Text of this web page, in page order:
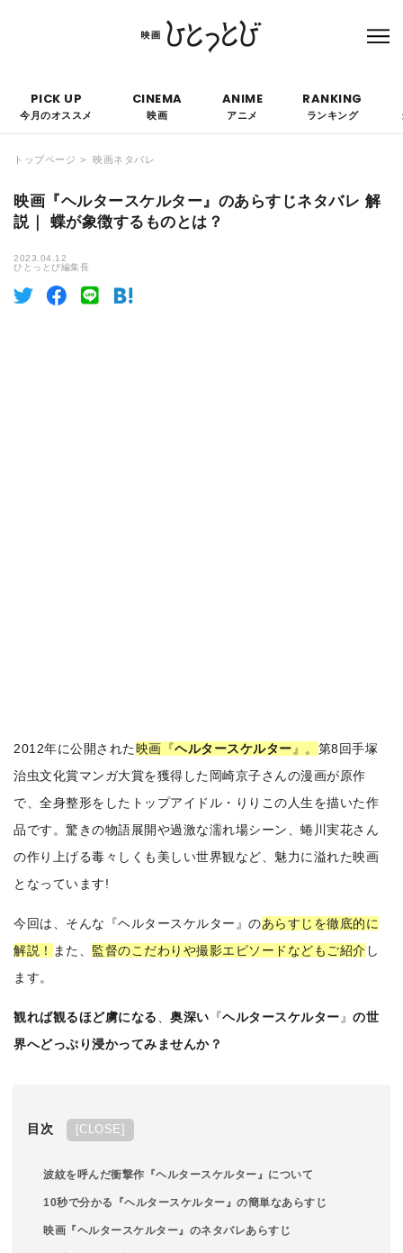
て優遇されることはありません。
PICK UP
今月のオススメ
CINEMA
映画
ANIME
アニメ
RANKING
ランキング
トップページ 映画ネタバレ
映画『ヘルタースケルター』のあらすじネタバレ 解
説｜ 蝶が象徴するものとは？
2023.04.12
ひとっとび編集長
2012年に公開された映画『ヘルタースケルター 』。 第8回手塚
治虫文化賞マンガ大賞を獲得した岡崎京子さんの漫画が原作
で、全身整形をしたトップアイドル・りりこの人生を描いた作
品です。驚きの物語展開や過激な濡れ場シーン、蜷川実花さん
の作り上げる毒々しくも美しい世界観など、魅力に溢れた映画
となっています!
今回は、そんな『ヘルタースケルター』のあらすじを徹底的に
解説！
また、 監督のこだわりや撮影エピソードなどもご紹介 し
ます。
観れば観るほど虜になる 、奥深い 『ヘルタースケルター 』の世
界へどっぷり浸かってみませんか？
目次 CLOSE
波紋を呼んだ衝撃作『ヘルタースケルター』について
10秒で分かる『ヘルタースケルター』の簡単なあらすじ
映画『ヘルタースケルター』のネタバレあらすじ